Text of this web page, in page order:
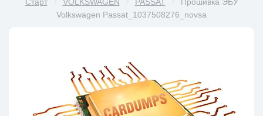
Volkswagen Passat_1037508276_novsa